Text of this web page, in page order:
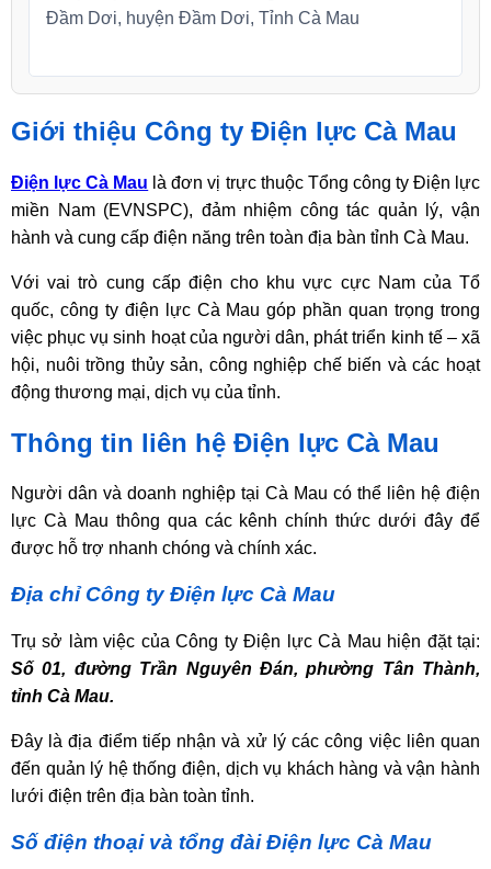
Đầm Dơi, huyện Đầm Dơi, Tỉnh Cà Mau
Giới thiệu Công ty Điện lực Cà Mau
Điện lực Cà Mau là đơn vị trực thuộc Tổng công ty Điện lực
miền Nam (EVNSPC), đảm nhiệm công tác quản lý, vận
hành và cung cấp điện năng trên toàn địa bàn tỉnh Cà Mau.
Với vai trò cung cấp điện cho khu vực cực Nam của Tổ
quốc, công ty điện lực Cà Mau góp phần quan trọng trong
việc phục vụ sinh hoạt của người dân, phát triển kinh tế – xã
hội, nuôi trồng thủy sản, công nghiệp chế biến và các hoạt
động thương mại, dịch vụ của tỉnh.
Thông tin liên hệ Điện lực Cà Mau
Người dân và doanh nghiệp tại Cà Mau có thể liên hệ điện
lực Cà Mau thông qua các kênh chính thức dưới đây để
được hỗ trợ nhanh chóng và chính xác.
Địa chỉ Công ty Điện lực Cà Mau
Trụ sở làm việc của Công ty Điện lực Cà Mau hiện đặt tại:
Số 01, đường Trần Nguyên Đán, phường Tân Thành,
tỉnh Cà Mau.
Đây là địa điểm tiếp nhận và xử lý các công việc liên quan
đến quản lý hệ thống điện, dịch vụ khách hàng và vận hành
lưới điện trên địa bàn toàn tỉnh.
Số điện thoại và tổng đài Điện lực Cà Mau